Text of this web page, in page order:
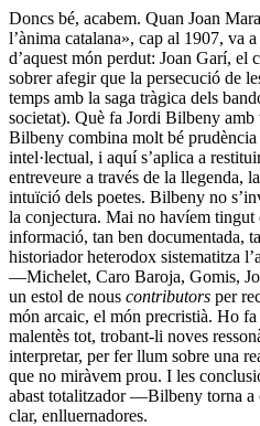
Doncs bé, acabem. Quan Joan
l’ànima catalana», cap al 1907, va
d’aquest món perdut: Joan Garí, el
sobrer afegir que la persecució de
temps amb la saga tràgica dels
societat). Què fa Jordi Bilbeny amb
Bilbeny combina molt bé prudència
intel·lectual, i aquí s’aplica a
entreveure a través de la llegenda,
intuïció dels poetes. Bilbeny no
la conjectura. Mai no havíem tingut
informació, tan ben documentada,
historiador heterodox sistematitza
—Michelet, Caro Baroja, Gomis,
un estol de nous contributors per
món arcaic, el món precristià. Ho
malentès tot, trobant-li noves
interpretar, per fer llum sobre una
que no miràvem prou. I les
abast totalitzador —Bilbeny torna
clar, enlluernadores.